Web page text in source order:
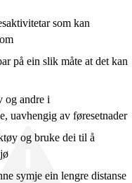
som kan
på ein slik måte at det kan
og andre i
uavhengig av føresetnader
og bruke dei til å
symje ein lengre distanse